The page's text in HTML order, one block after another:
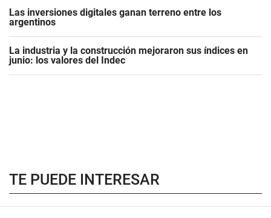
Las inversiones digitales ganan terreno entre los
argentinos
La industria y la construcción mejoraron sus índices en
junio: los valores del Indec
TE PUEDE INTERESAR